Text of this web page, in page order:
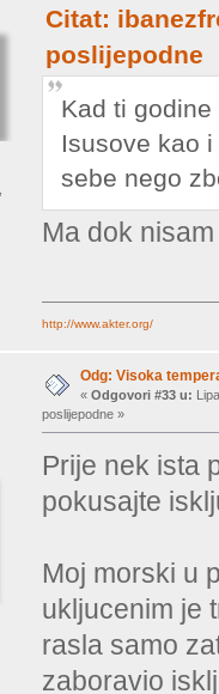
Citat:
poslijepodne
Kad ti
Isusove kao
sebe nego
Ma dok
http://www.akter.org/
Odg: Visoka
« Odgovori #33 u:
poslijepodne »
Prije nek ista
pokusajte
Moj morski u
ukljucenim je
rasla samo
zaboravio